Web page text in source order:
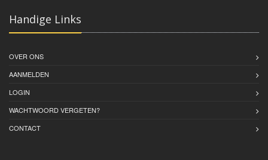
Handige Links
OVER ONS
AANMELDEN
LOGIN
WACHTWOORD VERGETEN?
CONTACT